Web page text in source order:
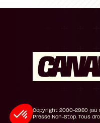
Copyright 2000-2980 (au
Presse Non-Stop. Tous
Notre plateforme